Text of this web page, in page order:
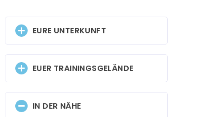
EURE UNTERKUNFT
EUER TRAININGSGELÄNDE
IN DER NÄHE